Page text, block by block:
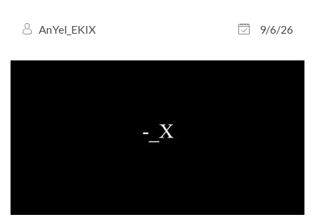
AnYel_EKIX 9/6/26